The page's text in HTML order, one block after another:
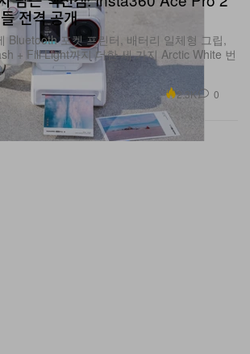
Bluetooth 포켓 프린터, 배터리 일체형 그립,
+ Fill Light까지 더한 세 가지 Arctic White 번
2.3K